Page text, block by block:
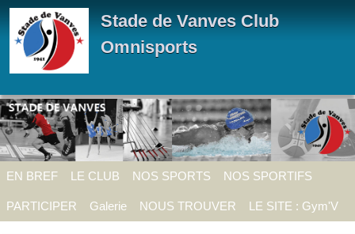
Stade de Vanves Club
Omnisports
EN BREF LE CLUB NOS SPORTS NOS SPORTIFS
PARTICIPER Galerie NOUS TROUVER LE SITE : Gym'V
Panneau de gestion des cookies